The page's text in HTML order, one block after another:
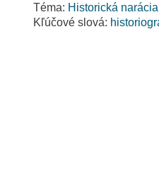
Téma: Historická
Kľúčové slová: